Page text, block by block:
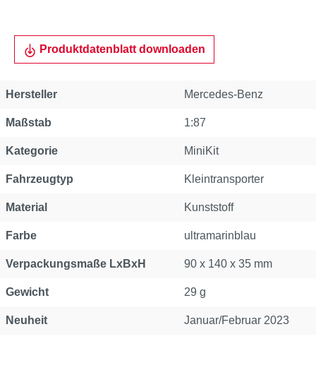
Produktdatenblatt downloaden
Hersteller Mercedes-Benz
Maßstab 1:87
Kategorie MiniKit
Fahrzeugtyp Kleintransporter
Material Kunststoff
Farbe ultramarinblau
Verpackungsmaße LxBxH 90 x 140 x 35 mm
Gewicht 29 g
Neuheit Januar/Februar 2023